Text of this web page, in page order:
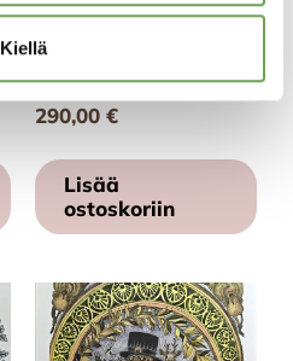
KielläLaine, Lauri: Madrid I
(2023)
290,00 €
Lisää
ostoskoriin